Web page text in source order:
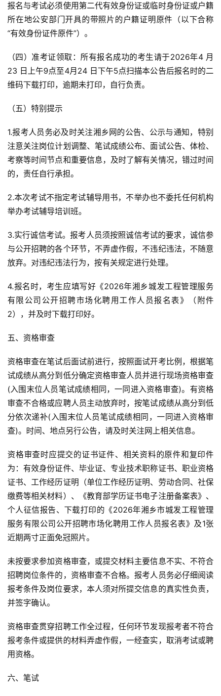
报名与考试必须使用第二代有效身份证或临时身份证或户籍
所在地公安部门开具的带照片的户籍证明原件（以下合称
“有效身份证件原件”）。
（四）准考证领取：所有报名成功的考生请于2026年4 月
23 日上午9点至4月24 日下午5点扫描本公告后报名时的二
维码下载打印，逾期未打印，自行负责。
（五）特别提示
1.报考人员务必及时关注湘乡网的公告、公示与通知，特别
注意关注岗位计划调整、笔试成绩公布、面试公告、体检、
考察等时间节点和重要信息，及时了解有关情况，错过时间
的，责任自行承担。
2.本次考试不指定考试辅导用书，不举办也不委托任何机构
举办考试辅导培训班。
3.实行诚信考试。报考人员须按照诚信考试的要求，诚信参
与公开招聘的各个环节，不弄虚作假，不违纪违法，不随意
放弃。对违纪违法行为，按有关规定进行处理。
4.报名时，考生应填写好《2026年湘乡城发工程管理服务
有限公司公开招聘市场化聘用工作人员报名表》（附件
2），并及时下载打印好。
五、资格审查
资格审查在笔试后面试前进行，按照面试开考比例，根据笔
试成绩从高分到低分确定资格审查人员并进行现场资格审查
(入围末位人员笔试成绩相同，一同进入资格审查)。有资格
审查不合格或应聘人员主动放弃时，按笔试成绩从高分到低
分依次递补(入围末位人员笔试成绩相同，一同进入资格审
查)。时间、地点另行公告，请及时关注网上相关信息。
资格审查时应提交的证书证件、相关资料的原件和复印件
为：有效身份证件、毕业证、专业技术职称证书、职业资格
证书、工作经历证明（单位工作经历证明、劳动合同、社保
缴费等相关材料）、《教育部学历证书电子注册备案表》、
个人征信报告、下载打印的《2026年湘乡市城发工程管理
服务有限公司公开招聘市场化聘用工作人员报名表》及1张
近期两寸正面免冠照片。
未按要求参加资格审查，或提交材料主要信息不实、不符合
招聘岗位条件的，资格审查不合格。报考人员务必仔细阅读
报考条件及岗位要求，本人须对所提交信息的真实性负责，
并签字确认。
资格审查贯穿招聘工作全过程，任何环节发现报考者不符合
报考条件或提供的材料弄虚作假，一经查实，取消考试或聘
用资格。
六、笔试